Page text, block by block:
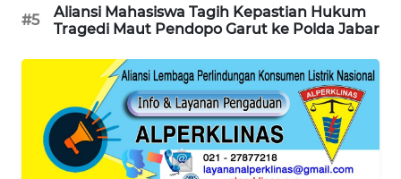
#5
Aliansi Mahasiswa Tagih Kepastian Hukum
Tragedi Maut Pendopo Garut ke Polda Jabar
CILEUNGSI
NEWS
NEWS
BERAMPU
NEWS